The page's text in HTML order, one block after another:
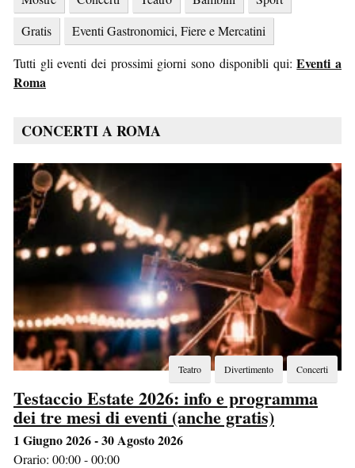
Gratis
Eventi Gastronomici, Fiere e Mercatini
Tutti gli eventi dei prossimi giorni sono disponibli qui:Eventi a
Roma
CONCERTI A ROMA
Concerti
Divertimento
Teatro
Testaccio Estate 2026: info e programma
dei tre mesi di eventi (anche gratis)
1 Giugno 2026 - 30 Agosto 2026
Orario: 00:00 - 00:00